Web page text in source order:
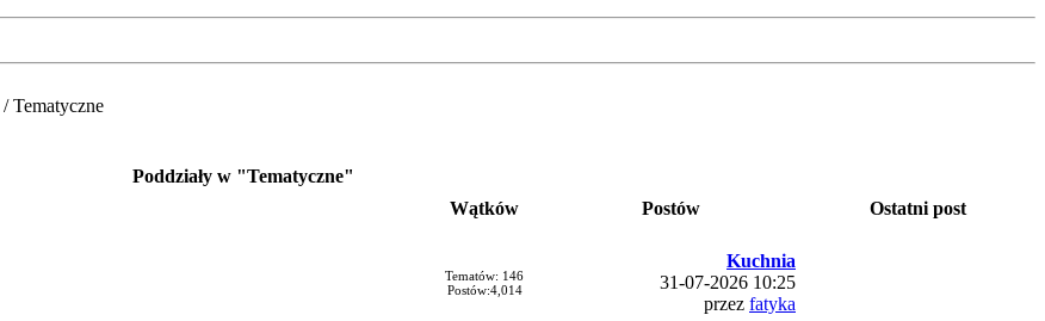
/Tematyczne
Poddziały w "Tematyczne"
Wątków Postów
Ostatni post
Tematów: 146
Postów:4,014
Kuchnia
31-07-2026 10:25
przez fatyka